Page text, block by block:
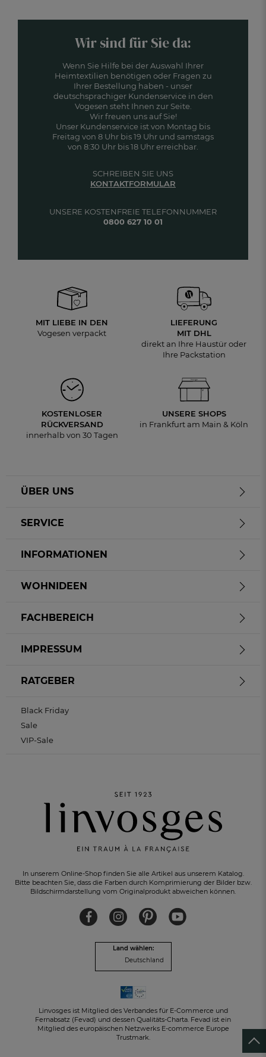
EIN GRATIS-GESCHENKzu jeder Bestellung
Wir sind für Sie da:
Wenn Sie Hilfe bei der Auswahl Ihrer
Heimtextilien benötigen oder Fragen zu
Ihrer Bestellung haben - unser
deutschsprachiger Kundenservice in den
Vogesen steht Ihnen zur Seite.
Wir freuen uns auf Sie!
Unser Kundenservice ist von Montag bis
Freitag von 8 Uhr bis 19 Uhr und samstags
von 8:30 Uhr bis 18 Uhr erreichbar.
UNSERE KOSTENFREIE TELEFONNUMMER
0800 627 10 01
SCHREIBEN SIE UNS
KONTAKTFORMULAR
MIT LIEBE IN DEN
Vogesen verpackt
LIEFERUNG
MIT DHL
direkt an Ihre Haustür oder
Ihre Packstation
KOSTENLOSER
RÜCKVERSAND
innerhalb von 30 Tagen
UNSERE SHOPS
in Frankfurt am Main & Köln
In unserem Online-Shop finden Sie alle Artikel aus unserem Katalog.
Bitte beachten Sie, dass die Farben durch Komprimierung der Bilder bzw.
Bildschirmdarstellung vom Originalprodukt abweichen können.
Land wählen:
Deutschland
Linvosges ist Mitglied des Verbandes für E-Commerce und
Fernabsatz (Fevad) und dessen Qualitäts-Charta. Fevad ist ein
Mitglied des europäischen Netzwerks E-commerce Europe
Trustmark.
ÜBER UNS
SERVICE
INFORMATIONEN
WOHNIDEEN
FACHBEREICH
IMPRESSUM
RATGEBER
Black Friday
Sale
VIP-Sale